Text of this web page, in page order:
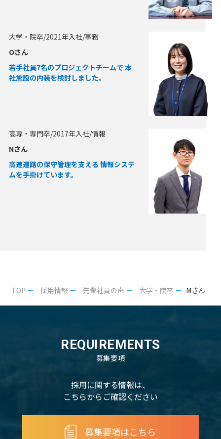
大学・院卒/2021年入社/事務
Oさん
若手社員7名のプロジェクトチームで 本
社施設の内装を検討しました。
高専・専門卒/2017年入社/情報
Nさん
高速道路の保守管理を支える 情報システ
ムを手掛けています。
TOP 採用情報 先輩社員の声 大学・院卒 Mさん
REQUIREMENTS
募集要項
採用に関する情報は、
こちらからご確認ください
募集要項はこちら